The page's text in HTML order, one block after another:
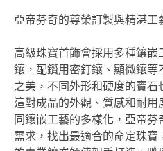
亞帝芬奇的尊榮訂製與精湛工
高級珠寶首飾會採用多種鑲
鑲，配鑽用密釘鑲、顯微鑲等
之美，不同外形和硬度的寶石
這對成品的外觀、質感和耐用
同鑲嵌工藝的多樣化，亞帝
需求，找出最適合的命定珠寶